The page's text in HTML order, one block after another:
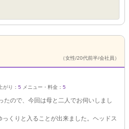
（女性/20代前半/会社員）
がり： 5 メニュー・料金： 5
たので、今回は母と二人でお伺いしまし
くりと入ることが出来ました。ヘッドス